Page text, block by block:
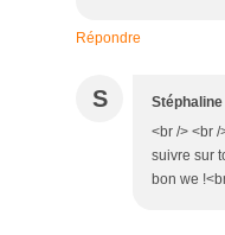
Répondre
S Stéphaline
<br /> <br
suivre sur
bon we